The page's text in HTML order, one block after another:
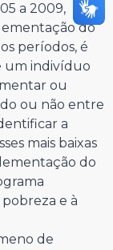
a 2009,
do
períodos, é
um indivíduo
ou
ou não entre
a
mais baixas
do
e à
de